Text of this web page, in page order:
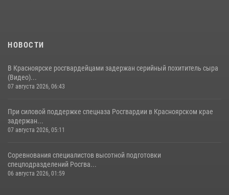
НОВОСТИ
В Красноярске росгвардейцами задержан серийный похититель сыра
(Видео)...
07 августа 2026, 06:43
При силовой поддержке спецназа Росгвардии в Красноярском крае
задержан...
07 августа 2026, 05:11
Соревнования специалистов высотной подготовки
спецподразделений Росгва...
06 августа 2026, 01:59